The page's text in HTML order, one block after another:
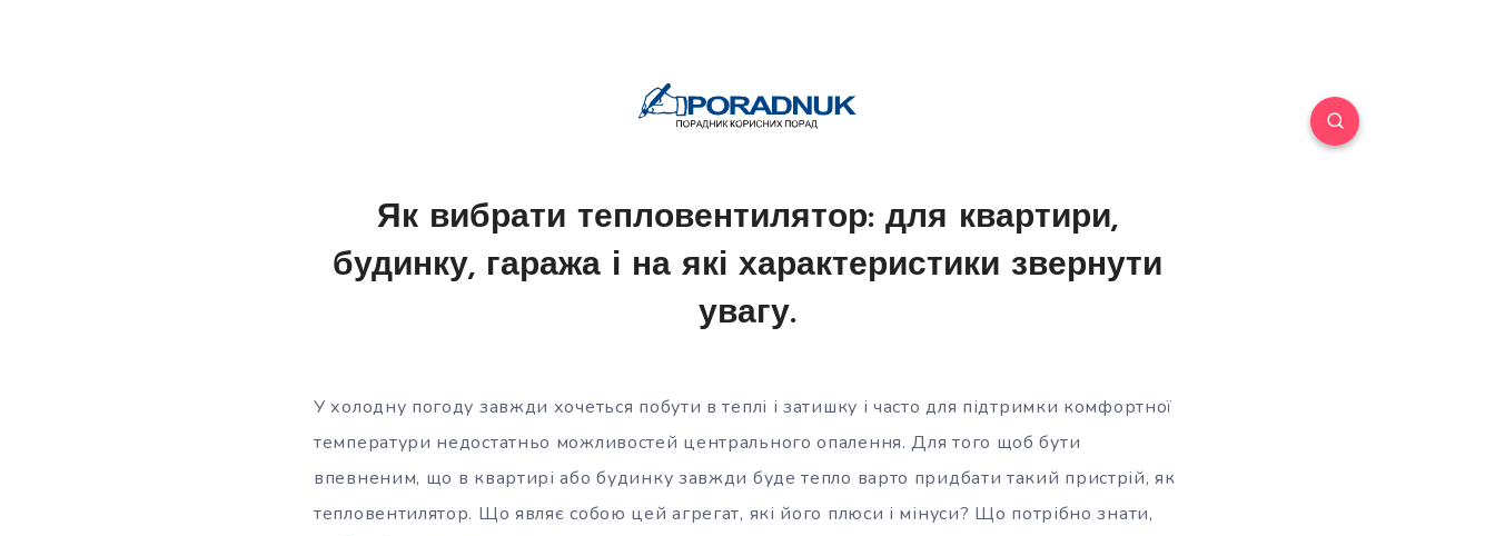
Як вибрати тепловентилятор: для квартири,
будинку, гаража і на які характеристики звернути
увагу.
У холодну погоду завжди хочеться побути в теплі і затишку і часто для підтримки комфортної
температури недостатньо можливостей центрального опалення. Для того щоб бути
впевненим, що в квартирі або будинку завжди буде тепло варто придбати такий пристрій, як
тепловентилятор. Що являє собою цей агрегат, які його плюси і мінуси? Що потрібно знати,